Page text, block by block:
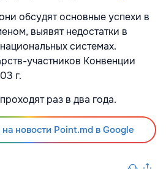
обсудят основные успехи в
выявят недостатки в
системах.
участников Конвенции
г.
раз в два года.
новости Point.md в Google